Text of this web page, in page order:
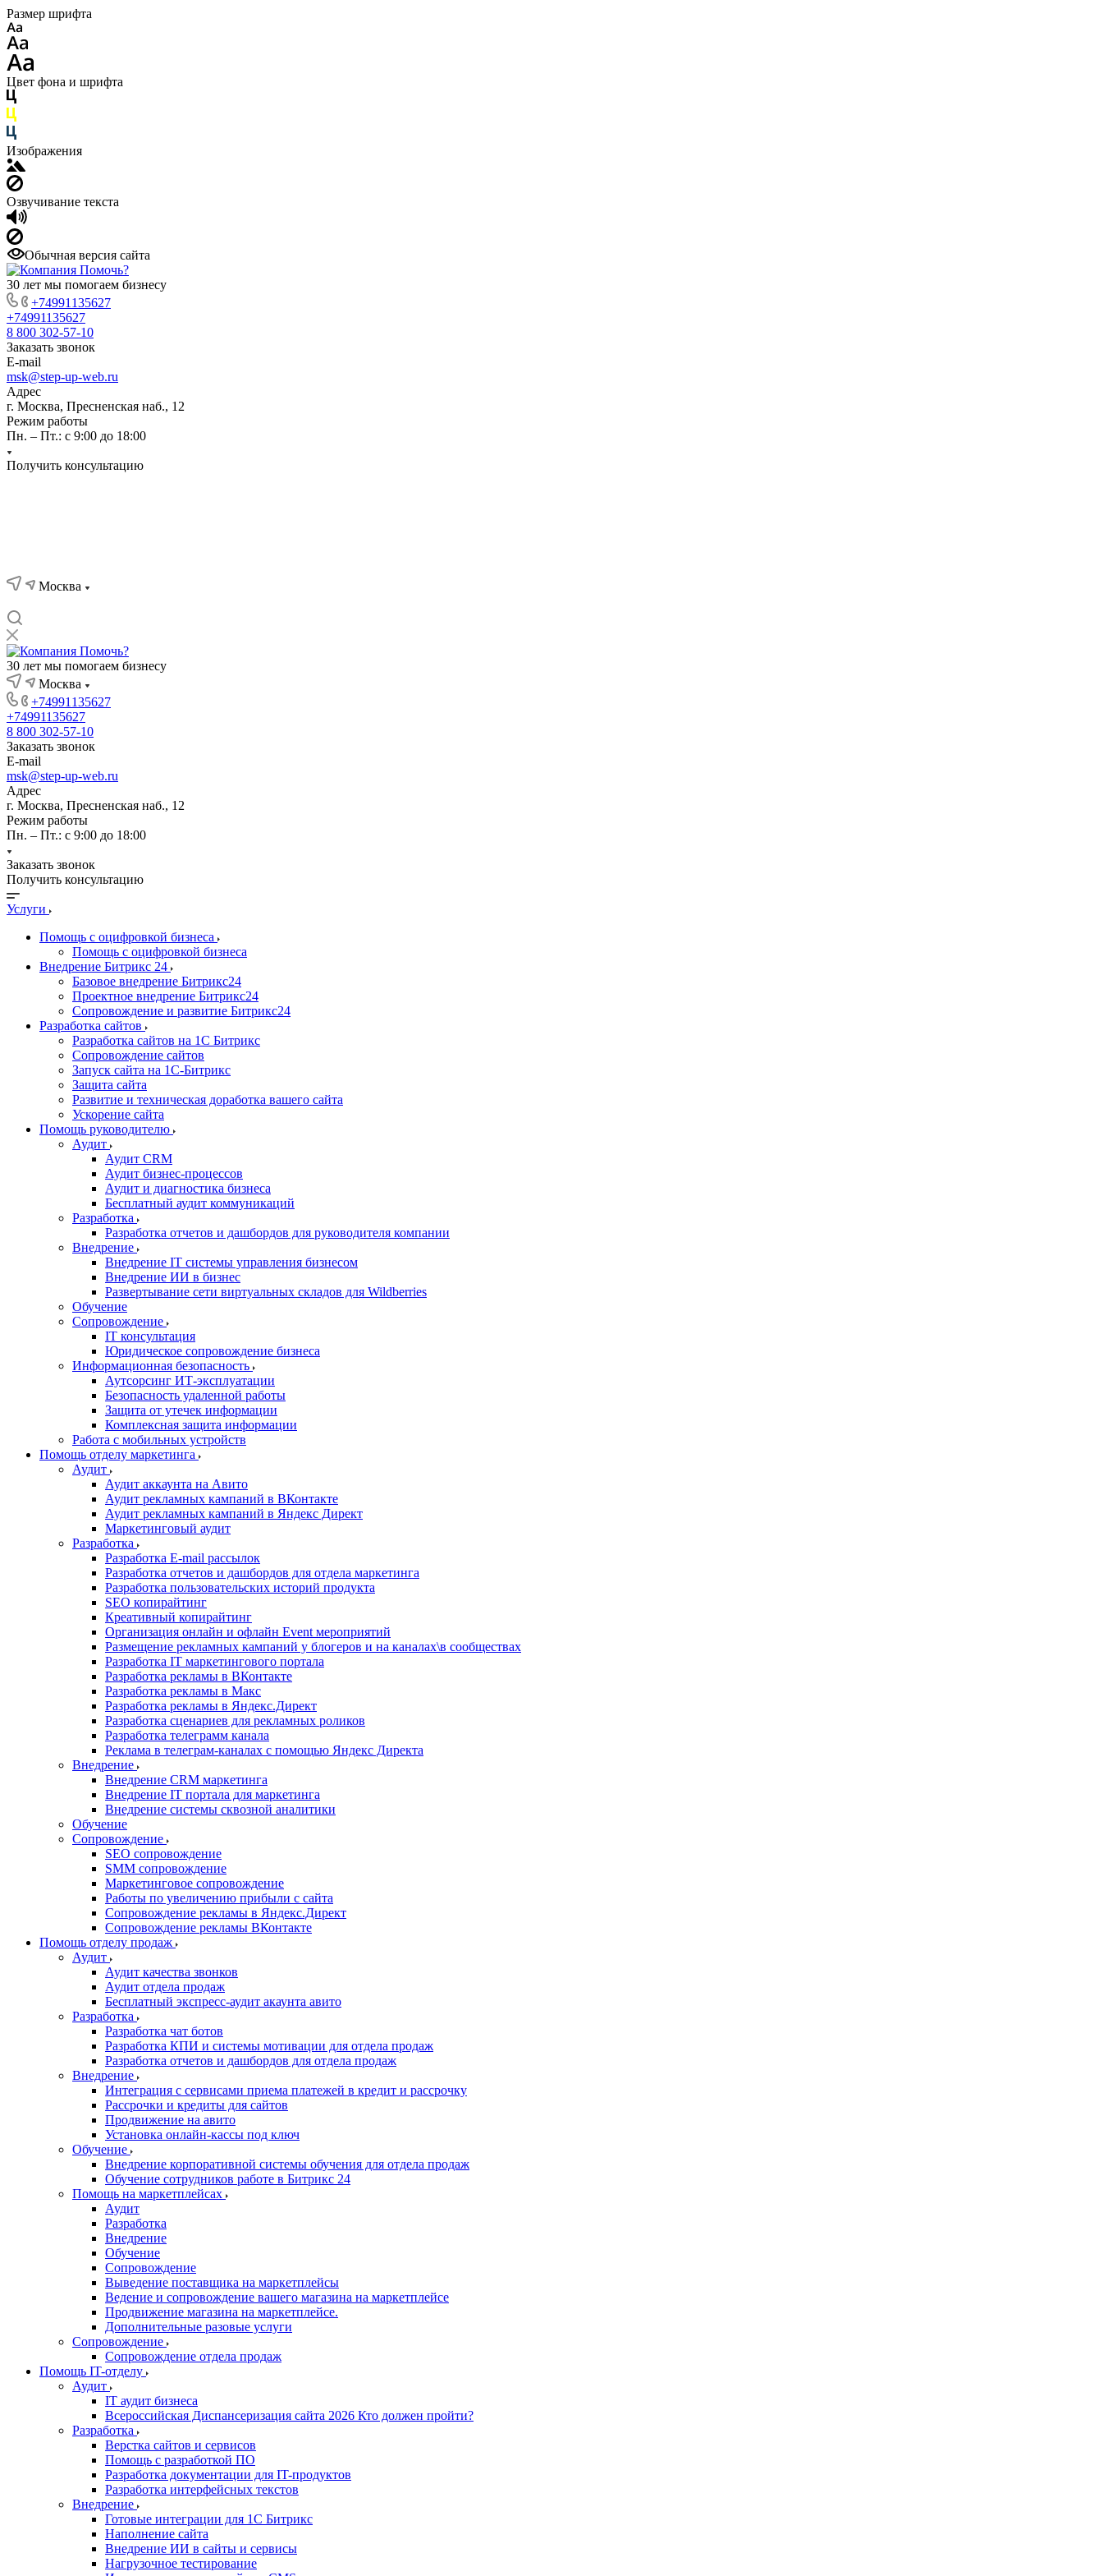
Размер шрифта
Цвет фона и шрифта
Изображения
Озвучивание текста
Обычная версия сайта
30 лет мы помогаем бизнесу
+74991135627
+74991135627
8 800 302-57-10
Заказать звонок
E-mail
msk@step-up-web.ru
Адрес
г. Москва, Пресненская наб., 12
Режим работы
Пн. – Пт.: с 9:00 до 18:00
Получить консультацию
Москва
30 лет мы помогаем бизнесу
Москва
+74991135627
+74991135627
8 800 302-57-10
Заказать звонок
E-mail
msk@step-up-web.ru
Адрес
г. Москва, Пресненская наб., 12
Режим работы
Пн. – Пт.: с 9:00 до 18:00
Заказать звонок
Получить консультацию
Услуги
Помощь с оцифровкой бизнеса
Помощь с оцифровкой бизнеса
Внедрение Битрикс 24
Базовое внедрение Битрикс24
Проектное внедрение Битрикс24
Сопровождение и развитие Битрикс24
Разработка сайтов
Разработка сайтов на 1С Битрикс
Сопровождение сайтов
Запуск сайта на 1С-Битрикс
Защита сайта
Развитие и техническая доработка вашего сайта
Ускорение сайта
Помощь руководителю
Аудит
Аудит CRM
Аудит бизнес-процессов
Аудит и диагностика бизнеса
Бесплатный аудит коммуникаций
Разработка
Разработка отчетов и дашбордов для руководителя компании
Внедрение
Внедрение IT системы управления бизнесом
Внедрение ИИ в бизнес
Развертывание сети виртуальных складов для Wildberries
Обучение
Сопровождение
IT консультация
Юридическое сопровождение бизнеса
Информационная безопасность
Аутсорсинг ИТ-эксплуатации
Безопасность удаленной работы
Защита от утечек информации
Комплексная защита информации
Работа с мобильных устройств
Помощь отделу маркетинга
Аудит
Аудит аккаунта на Авито
Аудит рекламных кампаний в ВКонтакте
Аудит рекламных кампаний в Яндекс Директ
Маркетинговый аудит
Разработка
Разработка E-mail рассылок
Разработка отчетов и дашбордов для отдела маркетинга
Разработка пользовательских историй продукта
SEO копирайтинг
Креативный копирайтинг
Организация онлайн и офлайн Event мероприятий
Размещение рекламных кампаний у блогеров и на каналах\в сообществах
Разработка IT маркетингового портала
Разработка рекламы в ВКонтакте
Разработка рекламы в Макс
Разработка рекламы в Яндекс.Директ
Разработка сценариев для рекламных роликов
Разработка телеграмм канала
Реклама в телеграм-каналах с помощью Яндекс Директа
Внедрение
Внедрение CRM маркетинга
Внедрение IT портала для маркетинга
Внедрение системы сквозной аналитики
Обучение
Сопровождение
SEO сопровождение
SMM сопровождение
Маркетинговое сопровождение
Работы по увеличению прибыли с сайта
Сопровождение рекламы в Яндекс.Директ
Сопровождение рекламы ВКонтакте
Помощь отделу продаж
Аудит
Аудит качества звонков
Аудит отдела продаж
Бесплатный экспресс-аудит акаунта авито
Разработка
Разработка чат ботов
Разработка КПИ и системы мотивации для отдела продаж
Разработка отчетов и дашбордов для отдела продаж
Внедрение
Интеграция с сервисами приема платежей в кредит и рассрочку
Рассрочки и кредиты для сайтов
Продвижение на авито
Установка онлайн-кассы под ключ
Обучение
Внедрение корпоративной системы обучения для отдела продаж
Обучение сотрудников работе в Битрикс 24
Помощь на маркетплейсах
Аудит
Разработка
Внедрение
Обучение
Сопровождение
Выведение поставщика на маркетплейсы
Ведение и сопровождение вашего магазина на маркетплейсе
Продвижение магазина на маркетплейсе.
Дополнительные разовые услуги
Сопровождение
Сопровождение отдела продаж
Помощь IT-отделу
Аудит
IT аудит бизнеса
Всероссийская Диспансеризация сайта 2026 Кто должен пройти?
Разработка
Верстка сайтов и сервисов
Помощь с разработкой ПО
Разработка документации для IT-продуктов
Разработка интерфейсных текстов
Внедрение
Готовые интеграции для 1С Битрикс
Наполнение сайта
Внедрение ИИ в сайты и сервисы
Нагрузочное тестирование